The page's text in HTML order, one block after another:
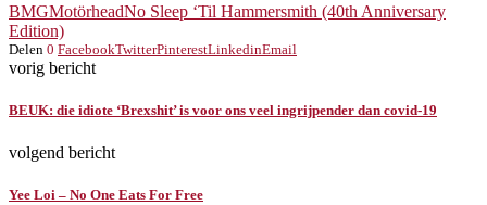
BMGMotörheadNo Sleep ‘Til Hammersmith (40th Anniversary
Edition)
Delen 0 FacebookTwitterPinterestLinkedinEmail
vorig bericht
BEUK: die idiote ‘Brexshit’ is voor ons veel ingrijpender dan covid-19
volgend bericht
Yee Loi – No One Eats For Free